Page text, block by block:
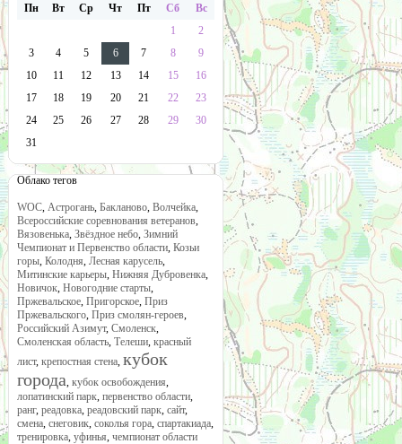
Пн Вт Ср Чт Пт Сб
Вс
1
2
3
4 5 6 7 8
9
10
11 12 13 14 15
16
17
18 19 20 21 22
23
24
25 26 27 28 29
30
31
Облако тегов
WOC, Астрогань, Бакланово, Волчейка,
Всероссийские соревнования ветеранов,
Вязовенька, Звёздное небо, Зимний
Чемпионат и Первенство области, Козьи
горы, Колодня, Лесная карусель,
Митинские карьеры, Нижняя Дубровенка,
Новичок, Новогодние старты,
Пржевальское, Пригорское, Приз
Пржевальского, Приз смолян-героев,
Российский Азимут, Смоленск,
Смоленская область, Телеши, красный
лист, крепостная стена, кубок
города, кубок освобождения,
лопатинский парк, первенство области,
ранг, реадовка, реадовский парк, сайт,
смена, снеговик, соколья гора, спартакиада,
тренировка, уфинья, чемпионат области